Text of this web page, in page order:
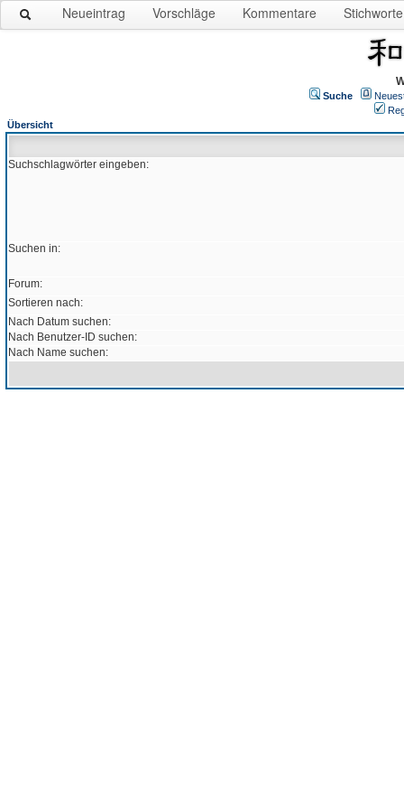
Neueintrag Vorschläge Kommentare Stichworte
Suche
Übersicht
Suchschlagwörter eingeben:
Suchen in:
Forum:
Sortieren nach:
Nach Datum suchen:
Nach Benutzer-ID suchen:
Nach Name suchen: